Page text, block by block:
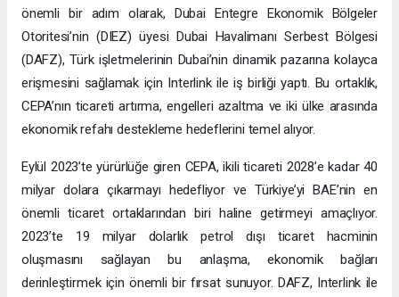
önemli bir adım olarak, Dubai Entegre Ekonomik Bölgeler
Otoritesi’nin (DIEZ) üyesi Dubai Havalimanı Serbest Bölgesi
(DAFZ), Türk işletmelerinin Dubai’nin dinamik pazarına kolayca
erişmesini sağlamak için Interlink ile iş birliği yaptı. Bu ortaklık,
CEPA’nın ticareti artırma, engelleri azaltma ve iki ülke arasında
ekonomik refahı destekleme hedeflerini temel alıyor.
Eylül 2023’te yürürlüğe giren CEPA, ikili ticareti 2028’e kadar 40
milyar dolara çıkarmayı hedefliyor ve Türkiye’yi BAE’nin en
önemli ticaret ortaklarından biri haline getirmeyi amaçlıyor.
2023’te 19 milyar dolarlık petrol dışı ticaret hacminin
oluşmasını sağlayan bu anlaşma, ekonomik bağları
derinleştirmek için önemli bir fırsat sunuyor. DAFZ, Interlink ile